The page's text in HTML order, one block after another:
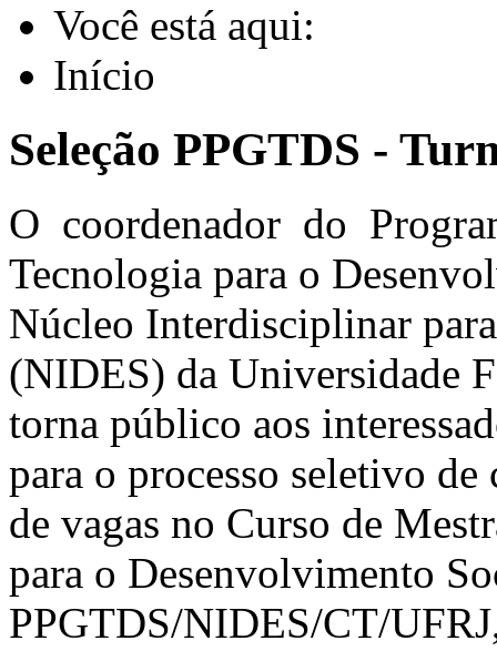
Você está aqui:
Início
Seleção PPGTDS -
O coordenador do
Tecnologia para o
Núcleo Interdisciplinar
(NIDES) da Universidade
torna público aos
para o processo seletivo
de vagas no Curso de
para o Desenvolvimento
PPGTDS/NIDES/CT/